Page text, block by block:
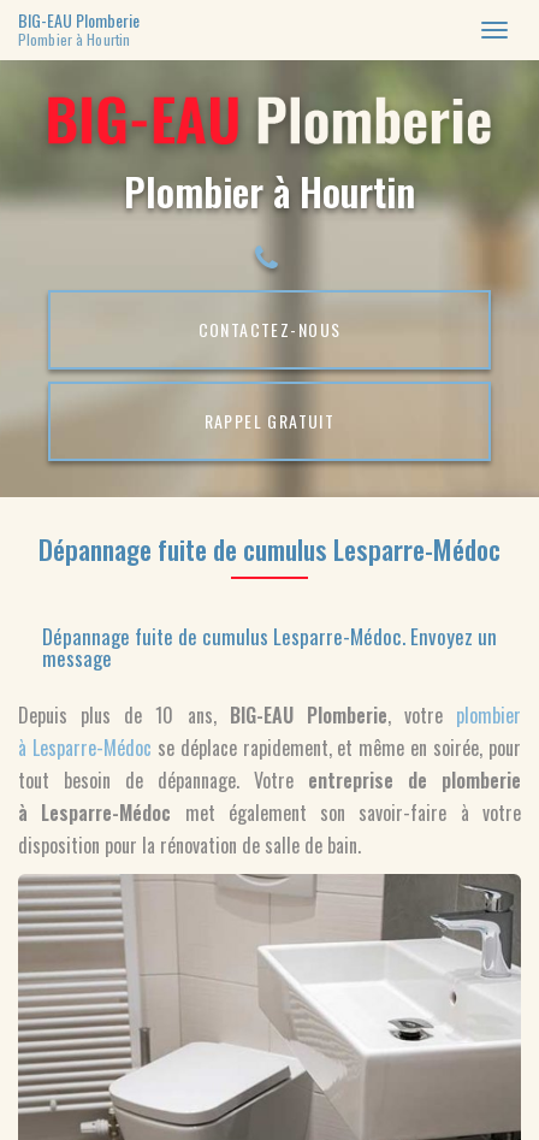
contenu
BIG-EAU Plomberie
Plombier à Hourtin
Plombier à Hourtin
CONTACTEZ-NOUS
RAPPEL GRATUIT
Dépannage fuite de cumulus Lesparre-Médoc
Dépannage fuite de cumulus Lesparre-Médoc. Envoyez un
message
Depuis plus de 10 ans, BIG-EAU Plomberie, votre plombier
à Lesparre-Médoc se déplace rapidement, et même en soirée, pour
tout besoin de dépannage. Votre entreprise de plomberie
à Lesparre-Médoc met également son savoir-faire à votre
disposition pour la rénovation de salle de bain.